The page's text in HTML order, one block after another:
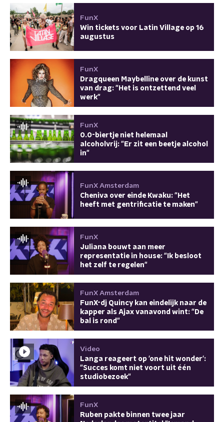
FunX
Win tickets voor Latin Village op 16
augustus
FunX
Dragqueen Maybelline over de kunst
van drag: "Het is ontzettend veel
werk"
FunX
0.0-biertje niet helemaal
alcoholvrij: "Er zit een beetje alcohol
in"
FunX Amsterdam
Cheniva over einde Kwaku: "Het
heeft met gentrificatie te maken"
FunX
Juliana bouwt aan meer
representatie in house: "Ik besloot
het zelf te regelen"
FunX Amsterdam
FunX-dj Quincy kan eindelijk naar de
kapper als Ajax vanavond wint: "De
bal is rond"
Video
Langa reageert op 'one hit wonder':
"Succes komt niet voort uit één
studiobezoek"
FunX
Ruben pakte binnen twee jaar